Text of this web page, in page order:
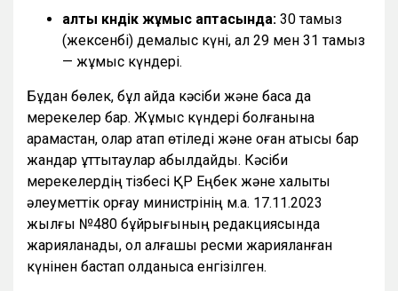
алты күндік жұмыс аптасында: 30 тамыз
(жексенбі) демалыс күні, ал 29 мен 31 тамыз
— жұмыс күндері.
Бұдан бөлек, бұл айда кәсіби және басқа да
мерекелер бар. Жұмыс күндері болғанына
қарамастан, олар атап өтіледі және оған қатысы бар
жандар құттықтаулар қабылдайды. Кәсіби
мерекелердің тізбесі ҚР Еңбек және халықты
әлеуметтік қорғау министрінің м.а. 17.11.2023
жылғы №480 бұйрығының редакциясында
жарияланады, ол алғашқы ресми жарияланған
күнінен бастап қолданысқа енгізілген.